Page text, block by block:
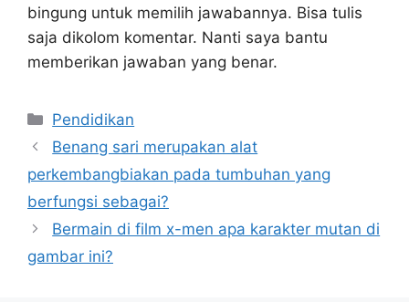
bingung untuk memilih jawabannya. Bisa tulis
saja dikolom komentar. Nanti saya bantu
memberikan jawaban yang benar.
Kategori
Pendidikan
Benang sari merupakan alat
perkembangbiakan pada tumbuhan yang
berfungsi sebagai?
Bermain di film x-men apa karakter mutan di
gambar ini?